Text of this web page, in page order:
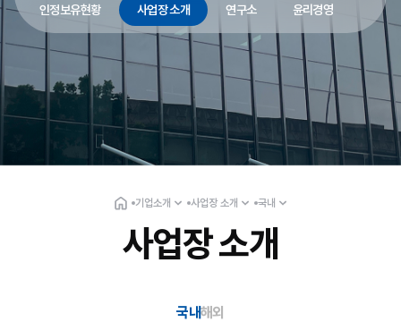
인정보유현황
사업장 소개 연구소 윤리경영
기업소개 사업장 소개 국내
사업장 소개
국내해외